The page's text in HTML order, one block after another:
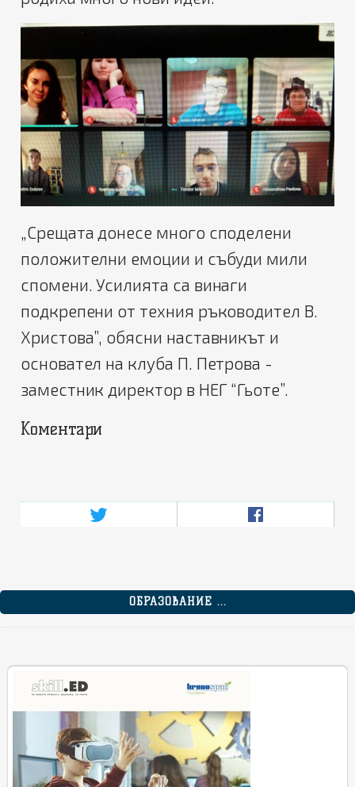
„Срещата донесе много споделени
положителни емоции и събуди мили
спомени. Усилията са винаги
подкрепени от техния ръководител В.
Христова”, обясни наставникът и
основател на клуба П. Петрова -
заместник директор в НЕГ “Гьоте”.
Коментари
ОБРАЗОВАНИЕ ...